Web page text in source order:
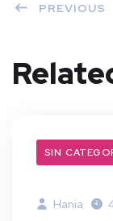
PREVIOUS
SIN
Hania